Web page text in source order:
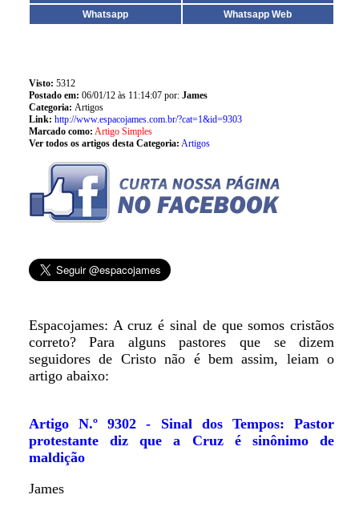
Whatsapp
Whatsapp Web
Visto: 5312
Postado em: 06/01/12 às 11:14:07 por: James
Categoria: Artigos
Link: http://www.espacojames.com.br/?cat=1&id=9303
Marcado como: Artigo Simples
Ver todos os artigos desta Categoria: Artigos
Espacojames: A cruz é sinal de que somos cristãos
correto? Para alguns pastores que se dizem
seguidores de Cristo não é bem assim, leiam o
artigo abaixo:
Artigo N.º 9302 - Sinal dos Tempos: Pastor
protestante diz que a Cruz é sinônimo de
maldição
James